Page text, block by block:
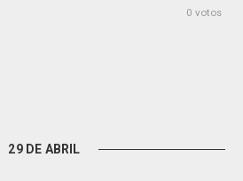
0 votos
29 DE ABRIL